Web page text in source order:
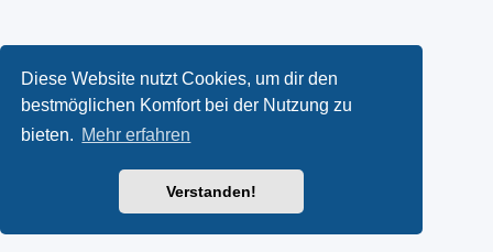
Diese Website nutzt Cookies, um dir den
bestmöglichen Komfort bei der Nutzung zu
bieten. Mehr erfahren
Verstanden!